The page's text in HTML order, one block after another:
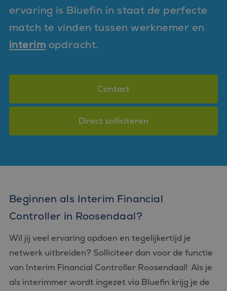
ervaring is Bluefin in staat de perfecte
match te vinden tussen werknemer en
interim opdracht.
Contact
Direct solliciteren
Beginnen als Interim Financial
Controller in Roosendaal?
Wil jij veel ervaring opdoen en tegelijkertijd je
netwerk uitbreiden? Solliciteer dan voor de functie
van Interim Financial Controller Roosendaal! Als je
als interimmer wordt ingezet via Bluefin krijg je de